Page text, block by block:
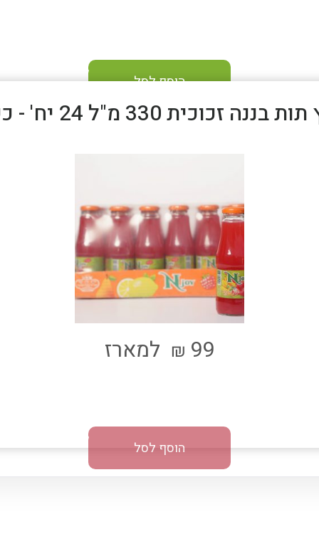
הוסף לסל
בננה זכוכית 330 מ"ל 24 יח' - כשר
99
₪ למארז
הוסף לסל